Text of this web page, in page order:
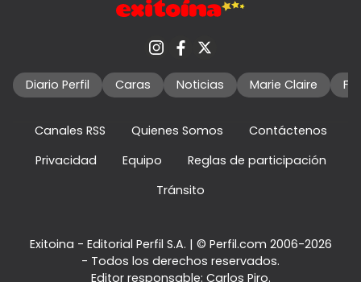
Diario Perfil Caras Noticias Marie Claire
Canales RSS Quienes Somos
Contáctenos
Privacidad
Equipo
Reglas de participación
Tránsito
Exitoina - Editorial Perfil S.A. | © Perfil.com 2006-2026
- Todos los derechos reservados.
Editor responsable: Carlos Piro.